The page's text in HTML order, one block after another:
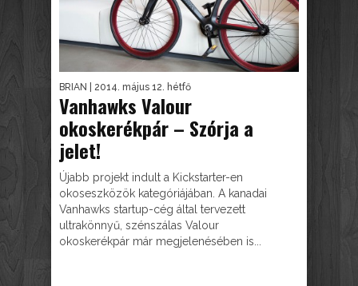
BRIAN | 2014. május 12. hétfő
Vanhawks Valour
okoskerékpár – Szórja a
jelet!
Újabb projekt indult a Kickstarter-en
okoseszközök kategóriájában. A kanadai
Vanhawks startup-cég által tervezett
ultrakönnyű, szénszálas Valour
okoskerékpár már megjelenésében is...